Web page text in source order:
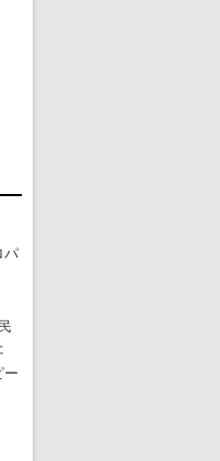
画 大ウソだら
やまこういちの曲、杉田水脈の
パ
ー